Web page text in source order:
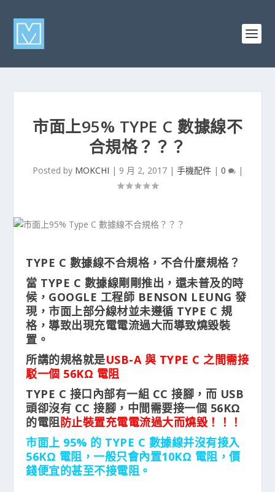
市面上95% TYPE C 數據線不
合規格？？？
Posted by MOKCHI | 9 月 2, 2017| 手機配件| 0 |
TYPE C 數據線不合規格，不合什麼規格？
當 TYPE C 數據線剛剛推出，還未普及的時
候，GOOGLE 工程師 BENSON LEUNG 發
現，市面上部分線材並未遵循 TYPE C 規
格，導致出現充電電流過大而導致燒毀裝
置。
所講的規格就是USB-A 與 TYPE C 之間需接
駁一個 56KΩ 電阻
TYPE C 接口內部有一組 CC 接腳，而 USB
頭卻沒有 CC 接腳，中間需要接一個 56KΩ
的電阻防止裝置充電電流過大而燒毀！！！
市面上 95% 的 TYPE C 數據線并沒有接入
56KΩ 電阻，一般只會內置10KΩ 電阻，價
錢便宜的甚至不接電阻。